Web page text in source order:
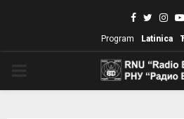
Facebook
Twitter
Program Latinica